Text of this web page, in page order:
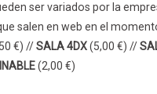
ser variados por la
salen en web en el
€) //SALA 4DX(5,00 €) //
(2,00 €)